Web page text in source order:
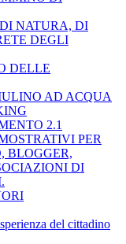
NATURA, DI
DEGLI
DELLE
AD ACQUA
2.1
PER
BLOGGER,
DI
del cittadino